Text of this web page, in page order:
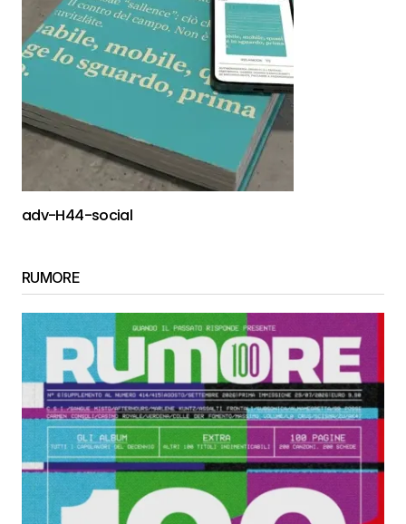
adv-H44-social
RUMORE